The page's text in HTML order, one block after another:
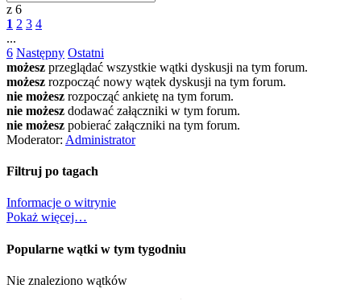
z 6
1 2 3 4
...
6 Następny Ostatni
możesz przeglądać wszystkie wątki dyskusji na tym forum.
możesz rozpocząć nowy wątek dyskusji na tym forum.
nie możesz rozpocząć ankietę na tym forum.
nie możesz dodawać załączniki w tym forum.
nie możesz pobierać załączniki na tym forum.
Moderator: Administrator
Filtruj po tagach
Informacje o witrynie
Pokaż więcej…
Popularne wątki w tym tygodniu
Nie znaleziono wątków